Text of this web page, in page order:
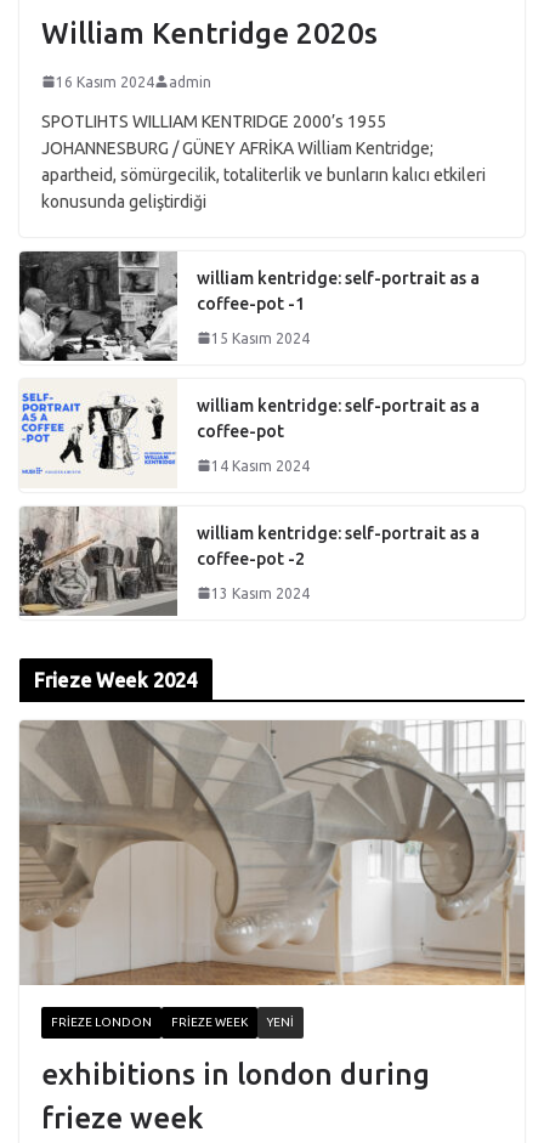
William Kentridge 2020s
16 Kasım 2024 admin
SPOTLIHTS WILLIAM KENTRIDGE 2000’s 1955
JOHANNESBURG / GÜNEY AFRİKA William Kentridge;
apartheid, sömürgecilik, totaliterlik ve bunların kalıcı etkileri
konusunda geliştirdiği
william kentridge: self-portrait as a
coffee-pot -1
15 Kasım 2024
william kentridge: self-portrait as a
coffee-pot
14 Kasım 2024
william kentridge: self-portrait as a
coffee-pot -2
13 Kasım 2024
Frieze Week 2024
FRIEZE LONDON FRIEZE WEEK YENI
exhibitions in london during
frieze week